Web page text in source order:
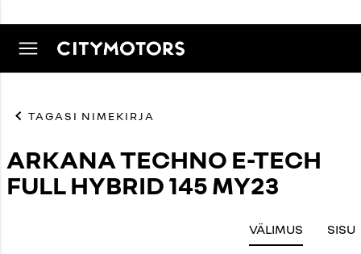
TAGASI NIMEKIRJA
ARKANA TECHNO E-TECH
FULL HYBRID 145 MY23
VÄLIMUS SISU